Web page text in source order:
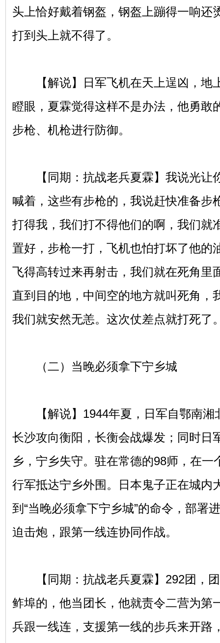
头上恰好戴着钢盔，钢盔上蹦得一响还
打到头上就不得了。
【解说】日军飞机在天上逞凶，地
瞪眼，夏霖觉得这样不是办法，他勇敢
步枪、机枪进行防御。
【同期：抗战老兵夏霖】我说光让
喊着，这些有步枪的，我说赶快准备步
打得我，我们打不得他们的啊，我们就
置好，步枪一打，飞机也怕打坏了他的
飞得高转过来再射击，我们就在死角里
直到目的地，中间空的地方就叫死角，
我们就安然无恙。这次仗差点就打死了
（二）当晚必须拿下宁乡城
【解说】1944年夏，日军自鄂南湘
长沙攻向衡阳，长衡会战爆发；同时日
乡，宁乡失守。驻在常德的98师，在一
行军抵达宁乡外围。日本鬼子正在城内
到“当晚必须拿下宁乡城”的命令，部署
迫击炮，跟第一线连协同作战。
【同期：抗战老兵夏霖】292团，团
鲊埠的，他当团长，他就责令二营为第
兵跟一线连，支援第一线的步兵来开路